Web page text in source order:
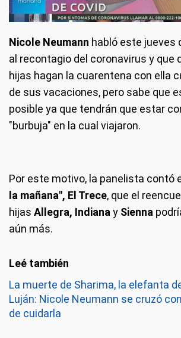
Nicole Neumann habló este jueves
al recontagio del coronavirus y que
hijas hagan la cuarentena con ella
de sus vacaciones, pero sabe que
posible ya que tendrán que estar
"burbuja" en la cual viajaron.
Por este motivo, la panelista contó
la mañana", El Trece, que el
hijas Allegra, Indiana y Sienna
aún más.
La muerte de Sharima, la elefanta
Luján: Nicole Neumann se cruzó
de cuidarla